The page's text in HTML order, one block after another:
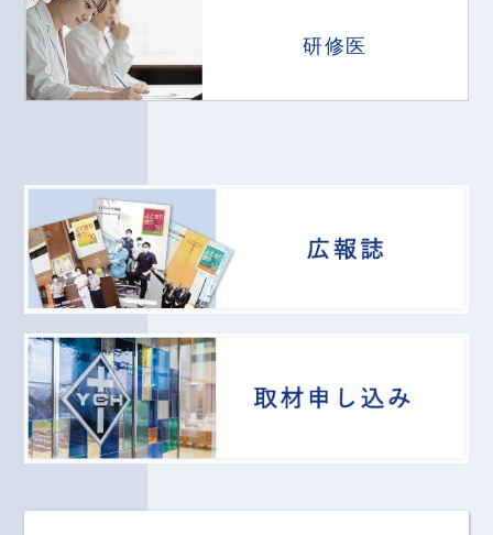
研修医